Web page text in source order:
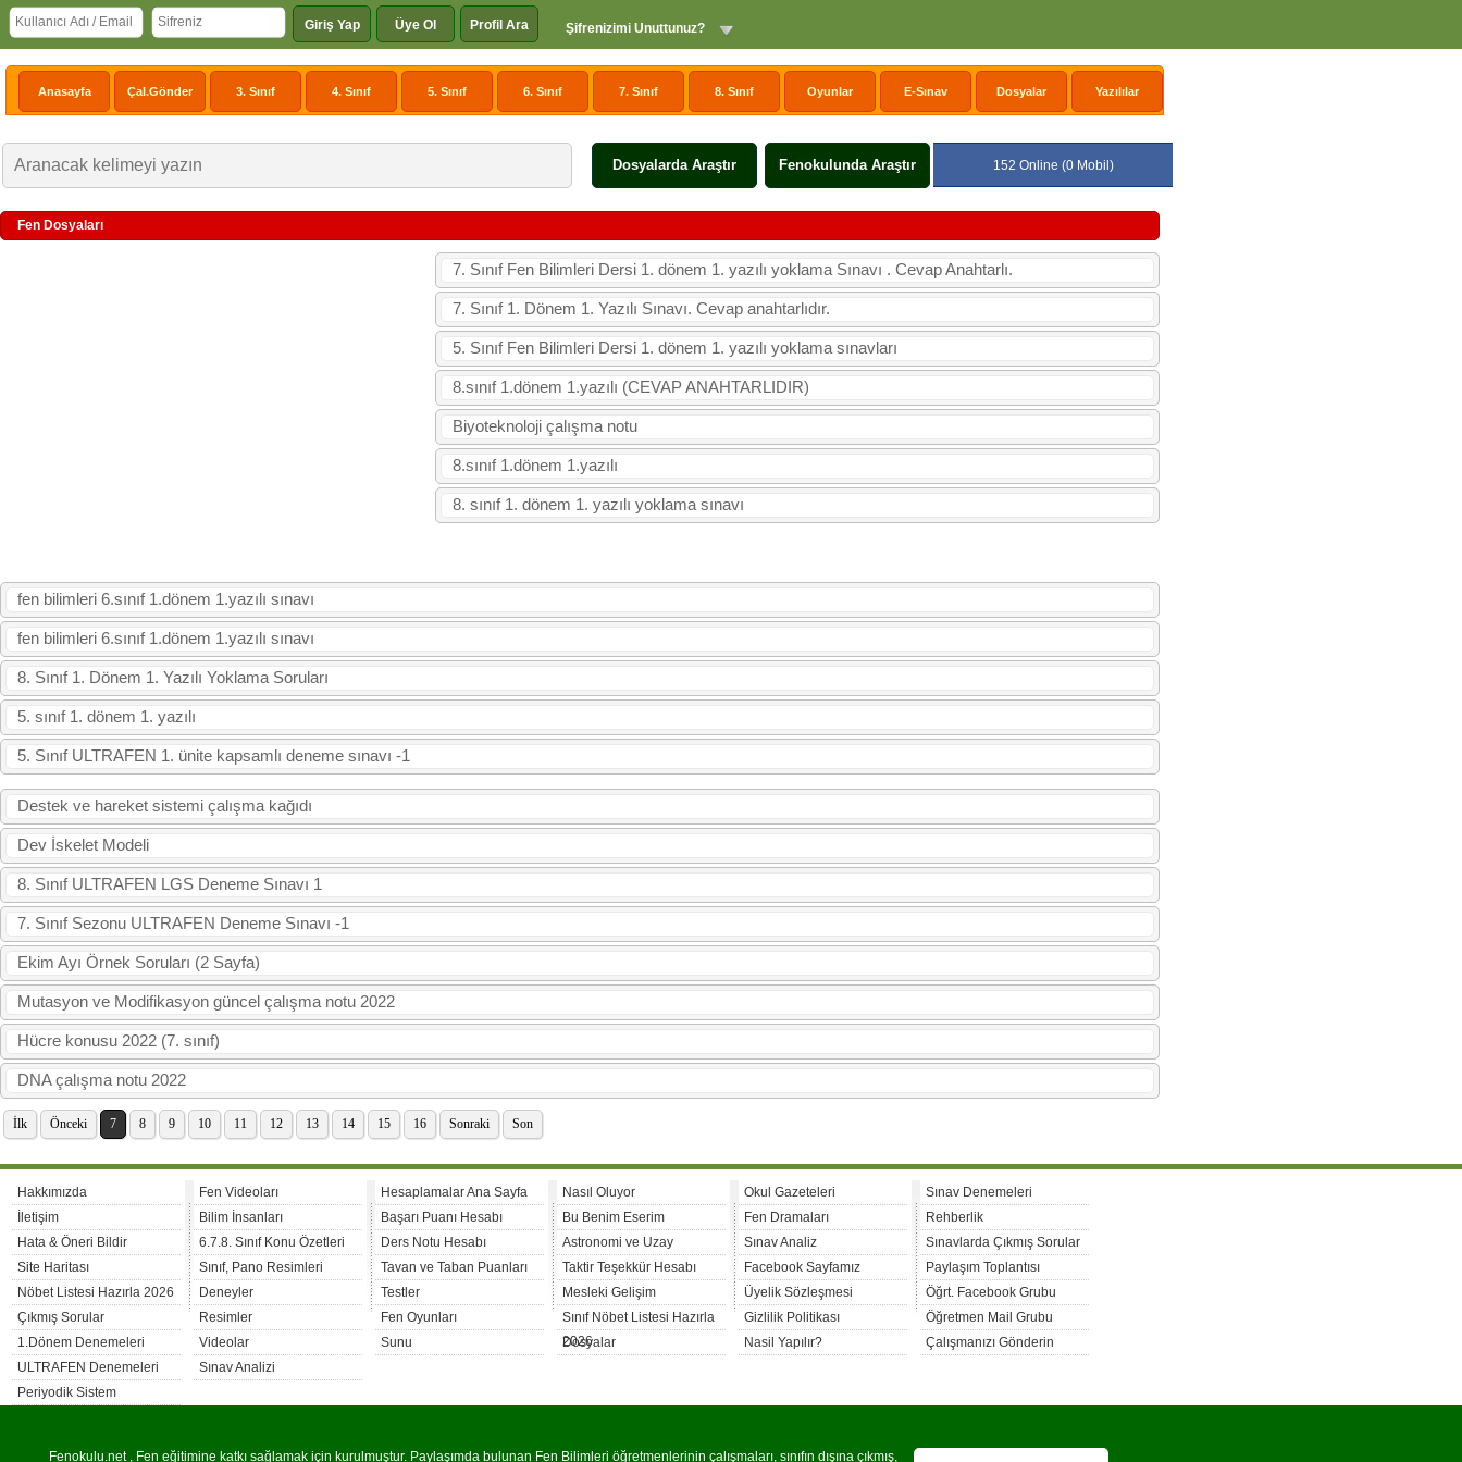
Giriş Yap Üye Ol Profil Ara Şifrenizimi Unuttunuz?
Anasayfa Çal.Gönder 3. Sınıf 4. Sınıf 5. Sınıf 6. Sınıf 7. Sınıf 8. Sınıf Oyunlar E-Sınav Dosyalar Yazılılar
Dosyalarda Araştır Fenokulunda Araştır 152 Online (0 Mobil)
Fen Dosyaları
7. Sınıf Fen Bilimleri Dersi 1. dönem 1. yazılı yoklama Sınavı . Cevap Anahtarlı.
7. Sınıf 1. Dönem 1. Yazılı Sınavı. Cevap anahtarlıdır.
5. Sınıf Fen Bilimleri Dersi 1. dönem 1. yazılı yoklama sınavları
8.sınıf 1.dönem 1.yazılı (CEVAP ANAHTARLIDIR)
Biyoteknoloji çalışma notu
8.sınıf 1.dönem 1.yazılı
8. sınıf 1. dönem 1. yazılı yoklama sınavı
fen bilimleri 6.sınıf 1.dönem 1.yazılı sınavı
fen bilimleri 6.sınıf 1.dönem 1.yazılı sınavı
8. Sınıf 1. Dönem 1. Yazılı Yoklama Soruları
5. sınıf 1. dönem 1. yazılı
5. Sınıf ULTRAFEN 1. ünite kapsamlı deneme sınavı -1
Destek ve hareket sistemi çalışma kağıdı
Dev İskelet Modeli
8. Sınıf ULTRAFEN LGS Deneme Sınavı 1
7. Sınıf Sezonu ULTRAFEN Deneme Sınavı -1
Ekim Ayı Örnek Soruları (2 Sayfa)
Mutasyon ve Modifikasyon güncel çalışma notu 2022
Hücre konusu 2022 (7. sınıf)
DNA çalışma notu 2022
İlk Önceki 7 8 9 10 11 12 13 14 15 16 Sonraki Son
Hakkımızda
İletişim
Hata & Öneri Bildir
Site Haritası
Nöbet Listesi Hazırla 2026
Çıkmış Sorular
1.Dönem Denemeleri
ULTRAFEN Denemeleri
Periyodik Sistem
Fen Videoları
Bilim İnsanları
6.7.8. Sınıf Konu Özetleri
Sınıf, Pano Resimleri
Deneyler
Resimler
Videolar
Sınav Analizi
Hesaplamalar Ana Sayfa
Başarı Puanı Hesabı
Ders Notu Hesabı
Tavan ve Taban Puanları
Testler
Fen Oyunları
Sunu
Nasıl Oluyor
Bu Benim Eserim
Astronomi ve Uzay
Taktir Teşekkür Hesabı
Mesleki Gelişim
Sınıf Nöbet Listesi Hazırla
2026
Dosyalar
Okul Gazeteleri
Fen Dramaları
Sınav Analiz
Facebook Sayfamız
Üyelik Sözleşmesi
Gizlilik Politikası
Nasil Yapılır?
Sınav Denemeleri
Rehberlik
Sınavlarda Çıkmış Sorular
Paylaşım Toplantısı
Öğrt. Facebook Grubu
Öğretmen Mail Grubu
Çalışmanızı Gönderin
Fenokulu.net , Fen eğitimine katkı sağlamak için kurulmuştur. Paylaşımda bulunan Fen Bilimleri öğretmenlerinin çalışmaları, sınıfın dışına çıkmış,